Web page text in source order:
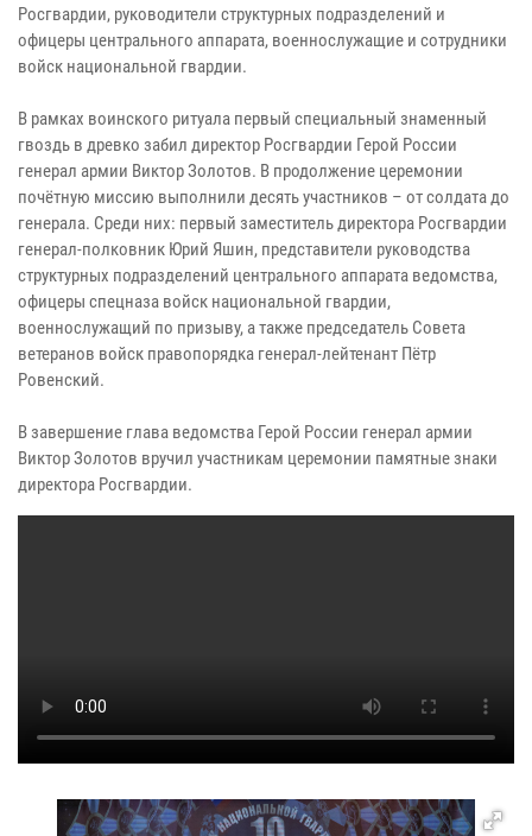
Росгвардии, руководители структурных подразделений и
офицеры центрального аппарата, военнослужащие и сотрудники
войск национальной гвардии.
В рамках воинского ритуала первый специальный знаменный
гвоздь в древко забил директор Росгвардии Герой России
генерал армии Виктор Золотов. В продолжение церемонии
почётную миссию выполнили десять участников – от солдата до
генерала. Среди них: первый заместитель директора Росгвардии
генерал-полковник Юрий Яшин, представители руководства
структурных подразделений центрального аппарата ведомства,
офицеры спецназа войск национальной гвардии,
военнослужащий по призыву, а также председатель Совета
ветеранов войск правопорядка генерал-лейтенант Пётр
Ровенский.
В завершение глава ведомства Герой России генерал армии
Виктор Золотов вручил участникам церемонии памятные знаки
директора Росгвардии.